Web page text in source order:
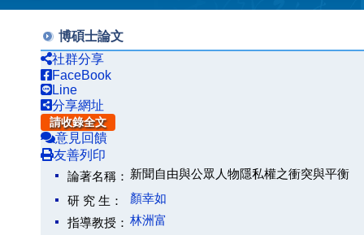
博碩士論文
社群分享
FaceBook
Line
分享網址
請收錄全文
意見回饋
友善列印
論著名稱： 新聞自由與公眾人物隱私權之衝突與平衡
研 究 生：
顏幸如
指導教授： 林洲富